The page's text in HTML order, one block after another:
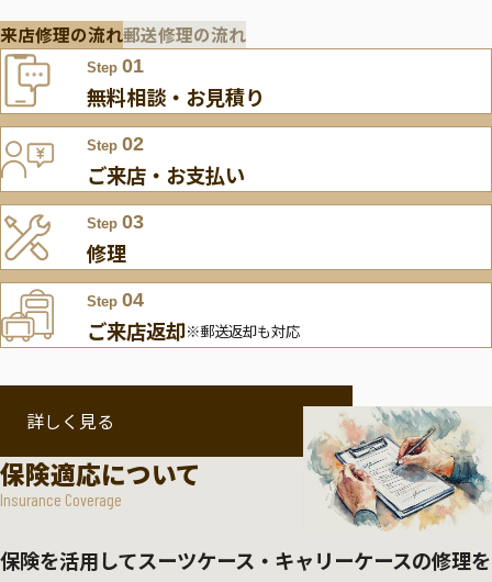
来店修理の流れ郵送修理の流れ
Step 01
無料相談・お見積り
Step 02
ご来店・お支払い
Step 03
修理
Step 04
ご来店返却※郵送返却も対応
詳しく見る
保険適応について
Insurance Coverage
保険を活用してスーツケース・キャリーケースの修理を